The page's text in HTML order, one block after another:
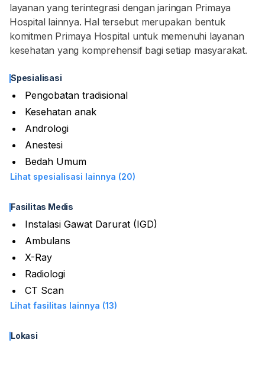
layanan yang terintegrasi dengan jaringan Primaya
Hospital lainnya. Hal tersebut merupakan bentuk
komitmen Primaya Hospital untuk memenuhi layanan
kesehatan yang komprehensif bagi setiap masyarakat.
Spesialisasi
Pengobatan tradisional
Kesehatan anak
Andrologi
Anestesi
Bedah Umum
Lihat spesialisasi lainnya (20)
Fasilitas Medis
Instalasi Gawat Darurat (IGD)
Ambulans
X-Ray
Radiologi
CT Scan
Lihat fasilitas lainnya (13)
Lokasi